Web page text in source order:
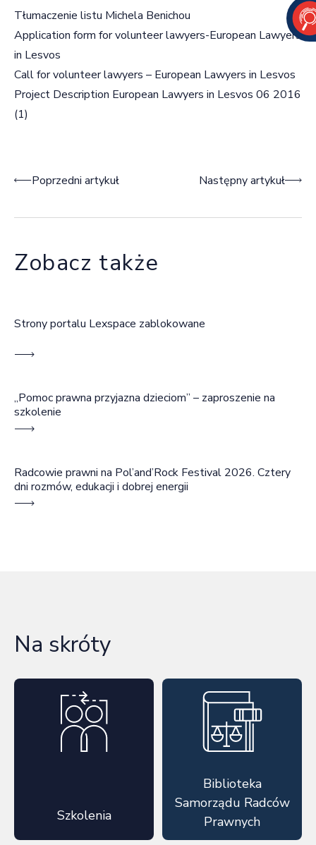
Tłumaczenie listu Michela Benichou
Application form for volunteer lawyers-European Lawyers
in Lesvos
Call for volunteer lawyers – European Lawyers in Lesvos
Project Description European Lawyers in Lesvos 06 2016
(1)
Nawigacja wpisu
Poprzedni artykuł Następny artykuł
Zobacz także
Strony portalu Lexspace zablokowane
„Pomoc prawna przyjazna dzieciom” – zaproszenie na
szkolenie
Radcowie prawni na Pol’and’Rock Festival 2026. Cztery
dni rozmów, edukacji i dobrej energii
Na skróty
Szkolenia
Biblioteka
Samorządu Radców
Prawnych